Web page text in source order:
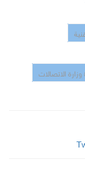
وزارة الاتصالات